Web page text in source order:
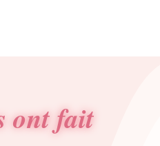
ont fait